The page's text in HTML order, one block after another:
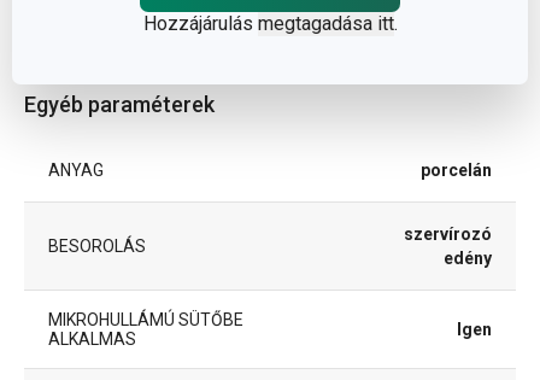
Hozzájárulás megtagadása itt.
ÁTMÉRŐ (CM)
Egyéb paraméterek
ANYAG porcelán
BESOROLÁS
szervírozó
edény
MIKROHULLÁMÚ SÜTŐBE
ALKALMAS
Igen